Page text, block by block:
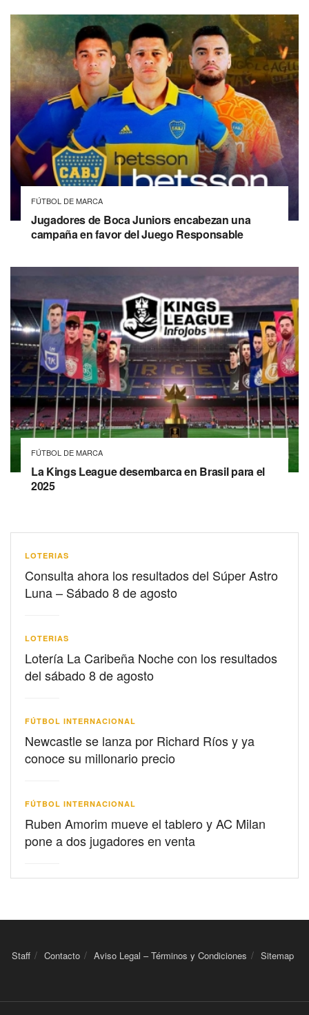
FÚTBOL DE MARCA
Jugadores de Boca Juniors encabezan una
campaña en favor del Juego Responsable
FÚTBOL DE MARCA
La Kings League desembarca en Brasil para el
2025
LOTERIAS
Consulta ahora los resultados del Súper Astro
Luna – Sábado 8 de agosto
LOTERIAS
Lotería La Caribeña Noche con los resultados
del sábado 8 de agosto
FÚTBOL INTERNACIONAL
Newcastle se lanza por Richard Ríos y ya
conoce su millonario precio
FÚTBOL INTERNACIONAL
Ruben Amorim mueve el tablero y AC Milan
pone a dos jugadores en venta
Staff Contacto Aviso Legal – Términos y Condiciones Sitemap